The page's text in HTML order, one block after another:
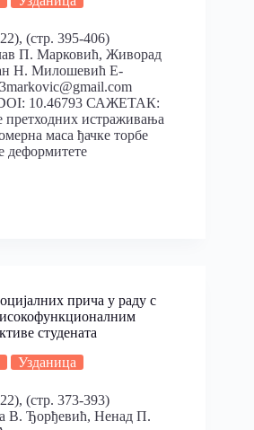
(стр. 395-406)
П. Марковић, Живорад
Н. Милошевић Е-
10.46793 САЖЕТАК:
претходних истраживања
маса ђачке торбе
деформитете
прича у раду с
студената
Узданица
(стр. 373-393)
В. Ђорђевић, Ненад П.